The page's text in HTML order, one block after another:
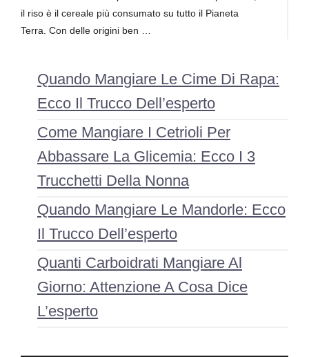
il riso è il cereale più consumato su tutto il Pianeta
Terra. Con delle origini ben …
Quando Mangiare Le Cime Di Rapa:
Ecco Il Trucco Dell’esperto
Come Mangiare I Cetrioli Per
Abbassare La Glicemia: Ecco I 3
Trucchetti Della Nonna
Quando Mangiare Le Mandorle: Ecco
Il Trucco Dell’esperto
Quanti Carboidrati Mangiare Al
Giorno: Attenzione A Cosa Dice
L’esperto